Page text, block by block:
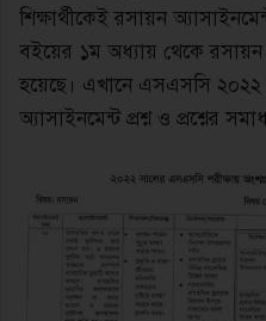
শিক্ষার্থীকেই রসায়ন
বইয়ের ১ম অধ্যায় থেকে রসায়ন
হয়েছে। এখানে এসএসসি ২০২২
অ্যাসাইনমেন্ট প্রশ্ন ও প্রশ্নের